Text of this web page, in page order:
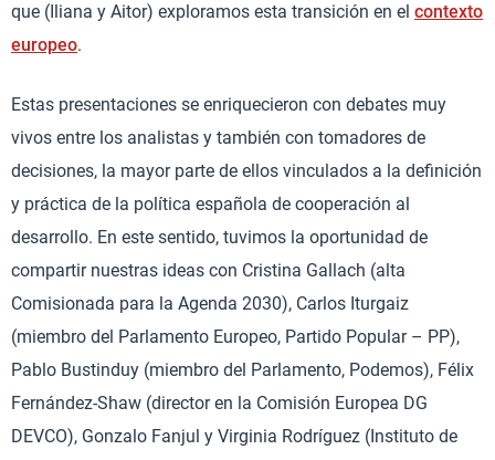
que (Iliana y Aitor) exploramos esta transición en el contexto
europeo.
Estas presentaciones se enriquecieron con debates muy
vivos entre los analistas y también con tomadores de
decisiones, la mayor parte de ellos vinculados a la definición
y práctica de la política española de cooperación al
desarrollo. En este sentido, tuvimos la oportunidad de
compartir nuestras ideas con Cristina Gallach (alta
Comisionada para la Agenda 2030), Carlos Iturgaiz
(miembro del Parlamento Europeo, Partido Popular – PP),
Pablo Bustinduy (miembro del Parlamento, Podemos), Félix
Fernández-Shaw (director en la Comisión Europea DG
DEVCO), Gonzalo Fanjul y Virginia Rodríguez (Instituto de